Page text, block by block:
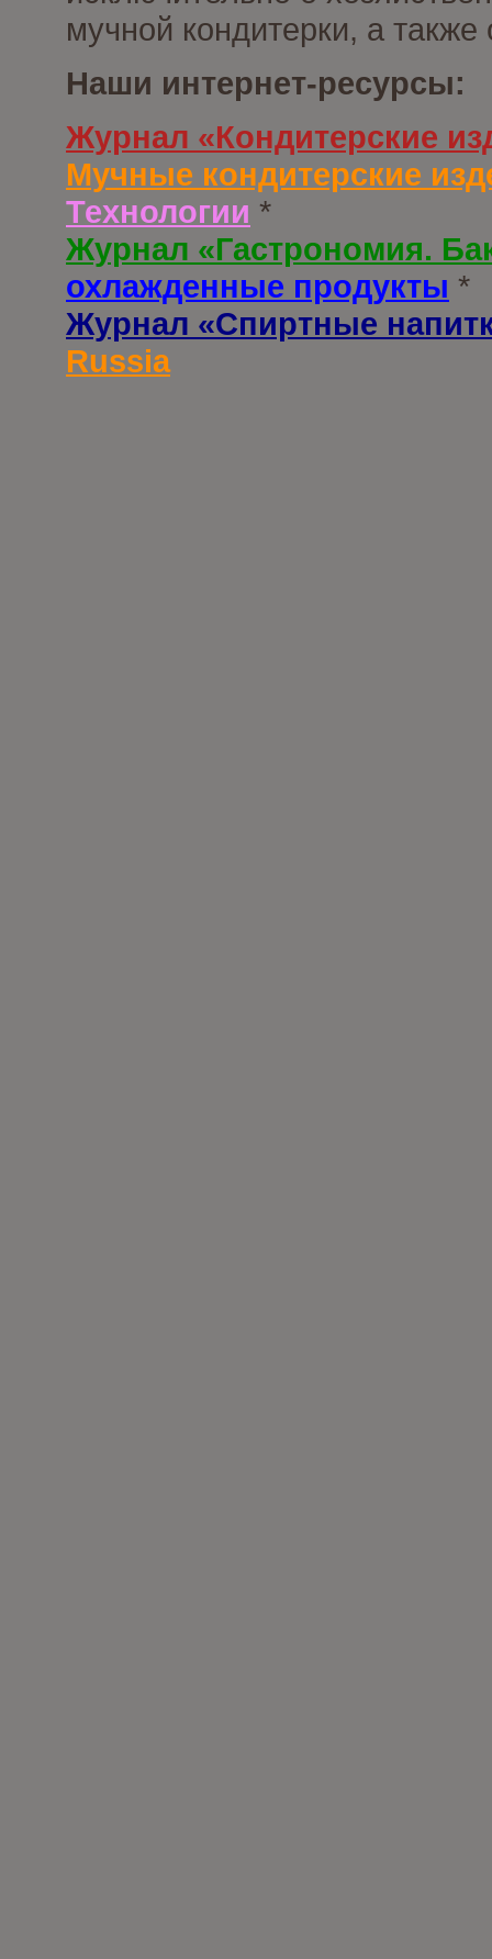
мучной кондитерки, а
Наши интернет-ресурсы:
Журнал «Кондитерские
Мучные кондитерские
Технологии *
Журнал «Гастрономия.
охлажденные продукты *
Журнал «Спиртные
Russia